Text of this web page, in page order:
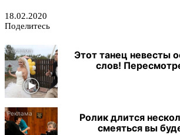
18.02.2020
Поделитесь
Этот танец невесты
слов!
Ролик длится
смеяться вы